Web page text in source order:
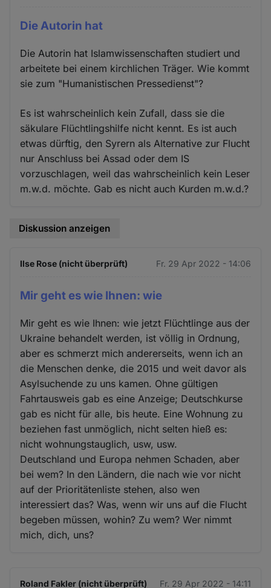
Die Autorin hat
Die Autorin hat Islamwissenschaften studiert und
arbeitete bei einem kirchlichen Träger. Wie kommt
sie zum "Humanistischen Pressedienst"?
Es ist wahrscheinlich kein Zufall, dass sie die
säkulare Flüchtlingshilfe nicht kennt. Es ist auch
etwas dürftig, den Syrern als Alternative zur Flucht
nur Anschluss bei Assad oder dem IS
vorzuschlagen, weil das wahrscheinlich kein Leser
m.w.d. möchte. Gab es nicht auch Kurden m.w.d.?
Diskussion anzeigen
Ilse Rose (nicht überprüft) Fr. 29 Apr 2022 - 14:06
Mir geht es wie Ihnen: wie
Mir geht es wie Ihnen: wie jetzt Flüchtlinge aus der
Ukraine behandelt werden, ist völlig in Ordnung,
aber es schmerzt mich andererseits, wenn ich an
die Menschen denke, die 2015 und weit davor als
Asylsuchende zu uns kamen. Ohne gültigen
Fahrtausweis gab es eine Anzeige; Deutschkurse
gab es nicht für alle, bis heute. Eine Wohnung zu
beziehen fast unmöglich, nicht selten hieß es:
nicht wohnungstauglich, usw, usw.
Deutschland und Europa nehmen Schaden, aber
bei wem? In den Ländern, die nach wie vor nicht
auf der Prioritätenliste stehen, also wen
interessiert das? Was, wenn wir uns auf die Flucht
begeben müssen, wohin? Zu wem? Wer nimmt
mich, dich, uns?
Roland Fakler (nicht überprüft) Fr. 29 Apr 2022 - 14:11